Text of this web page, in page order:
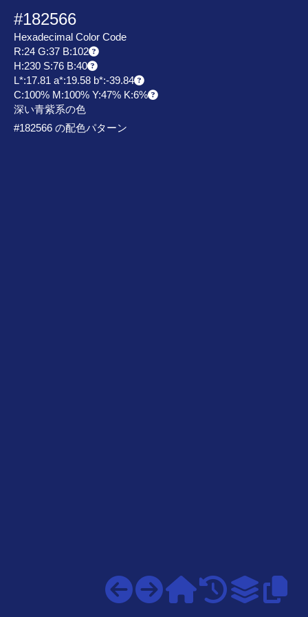
#182566
Hexadecimal Color Code
R:24 G:37 B:102
H:230 S:76 B:40
L*:17.81 a*:19.58 b*:-39.84
C:100% M:100% Y:47% K:6%
深い青紫系の色
#182566 の配色パターン